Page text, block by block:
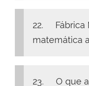
22. Fábrica
matemática
23. O que a